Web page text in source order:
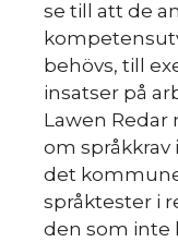
se till att de
behövs, till
insatser på
Lawen Redar
om språkkrav
det
språktester i
den som inte